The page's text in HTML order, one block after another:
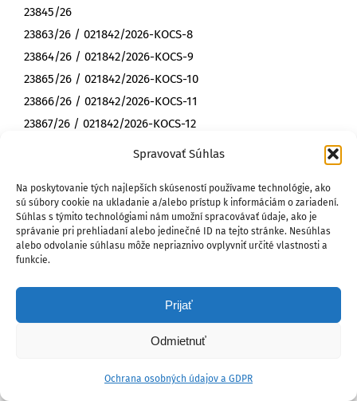
Spravovať Súhlas
Na poskytovanie tých najlepších skúseností používame technológie, ako
sú súbory cookie na ukladanie a/alebo prístup k informáciám o zariadení.
Súhlas s týmito technológiami nám umožní spracovávať údaje, ako je
správanie pri prehliadaní alebo jedinečné ID na tejto stránke. Nesúhlas
alebo odvolanie súhlasu môže nepriaznivo ovplyvniť určité vlastnosti a
funkcie.
Prijať
Odmietnuť
Ochrana osobných údajov a GDPR
23845/26
23863/26 / 021842/2026-KOCS-8
23864/26 / 021842/2026-KOCS-9
23865/26 / 021842/2026-KOCS-10
23866/26 / 021842/2026-KOCS-11
23867/26 / 021842/2026-KOCS-12
23868/26 / 021842/2026-KOCS-13
23870/26 / 021842/2026-KOCS-15
23871/26 / 021842/2026-KOCS-16
23872/26 / 021842/2026-KOCS-17
23873/26 / 021842/2026-KOCS-18
23875/26 / 021842/2026-KOCS-20
23876/26 / 021842/2026-KOCS-21
23877/26 / 021842/2026-KOCS-22